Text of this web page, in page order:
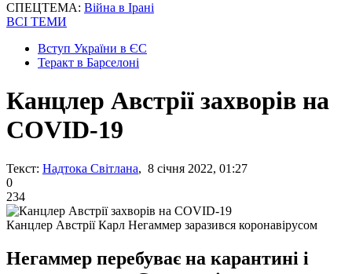
СПЕЦТЕМА: Війна в Ірані
ВСІ ТЕМИ
Вступ України в ЄС
Теракт в Барселоні
Канцлер Австрії захворів на
COVID-19
Текст: Надтока Світлана, 8 січня 2022, 01:27
0
234
Канцлер Австрії Карл Негаммер заразився коронавірусом
Негаммер перебуває на карантині і